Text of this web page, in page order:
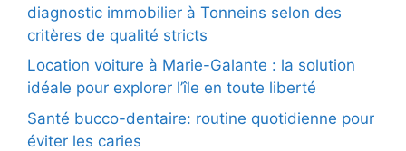
diagnostic immobilier à Tonneins selon des
critères de qualité stricts
Location voiture à Marie-Galante : la solution
idéale pour explorer l’île en toute liberté
Santé bucco-dentaire: routine quotidienne pour
éviter les caries